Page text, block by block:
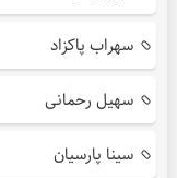
سهراب پاکزاد
سهیل رحمانی
سینا پارسیان